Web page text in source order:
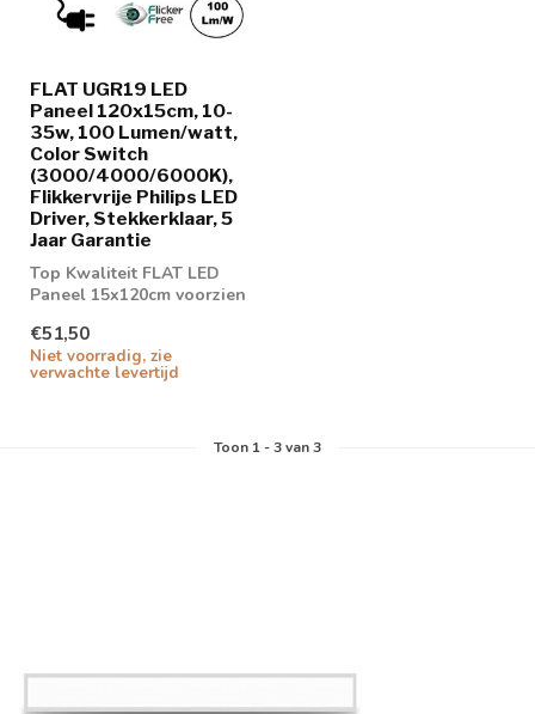
FLAT UGR19 LED
Paneel 120x15cm, 10-
35w, 100 Lumen/watt,
Color Switch
(3000/4000/6000K),
Flikkervrije Philips LED
Driver, Stekkerklaar, 5
Jaar Garantie
Top Kwaliteit FLAT LED
Paneel 15x120cm voorzien
€51,50
Niet voorradig, zie
verwachte levertijd
Toon 1-3van 3